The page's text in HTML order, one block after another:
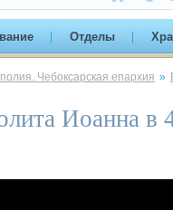
Отделы
Чебоксарская епархия »
Иоанна в